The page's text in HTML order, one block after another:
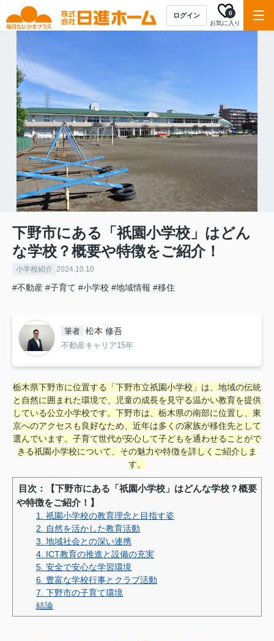
ログイン
お気に入り
0
下野市にある「祇園小学校」はどん
な学校？概要や特徴をご紹介！
小学校紹介 2024.10.10
#不動産 #子育て #小学校 #地域情報 #移住
筆者 松本 修吾
不動産キャリア15年
栃木県下野市に位置する「下野市立祇園小学校」は、地域の伝統
と自然に囲まれた環境で、児童の成長を見守る温かい教育を提供
している公立小学校です。下野市は、栃木県の南部に位置し、東
京へのアクセスも良好なため、近年は多くの家族が移住先として
選んでいます。子育て世代が安心して子どもを通わせることがで
きる祇園小学校について、その魅力や特徴を詳しくご紹介しま
す。
目次：【下野市にある「祇園小学校」はどんな学校？概要
や特徴をご紹介！】
1. 祇園小学校の教育理念と目指す姿
2. 自然を活かした教育活動
3. 地域社会との深い連携
4. ICT教育の推進と設備の充実
5. 安全で安心な学習環境
6. 豊富な学校行事とクラブ活動
7. 下野市の子育て環境
結論